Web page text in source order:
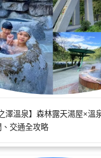
澤溫泉】森林露天湯屋×溫
、交通全攻略